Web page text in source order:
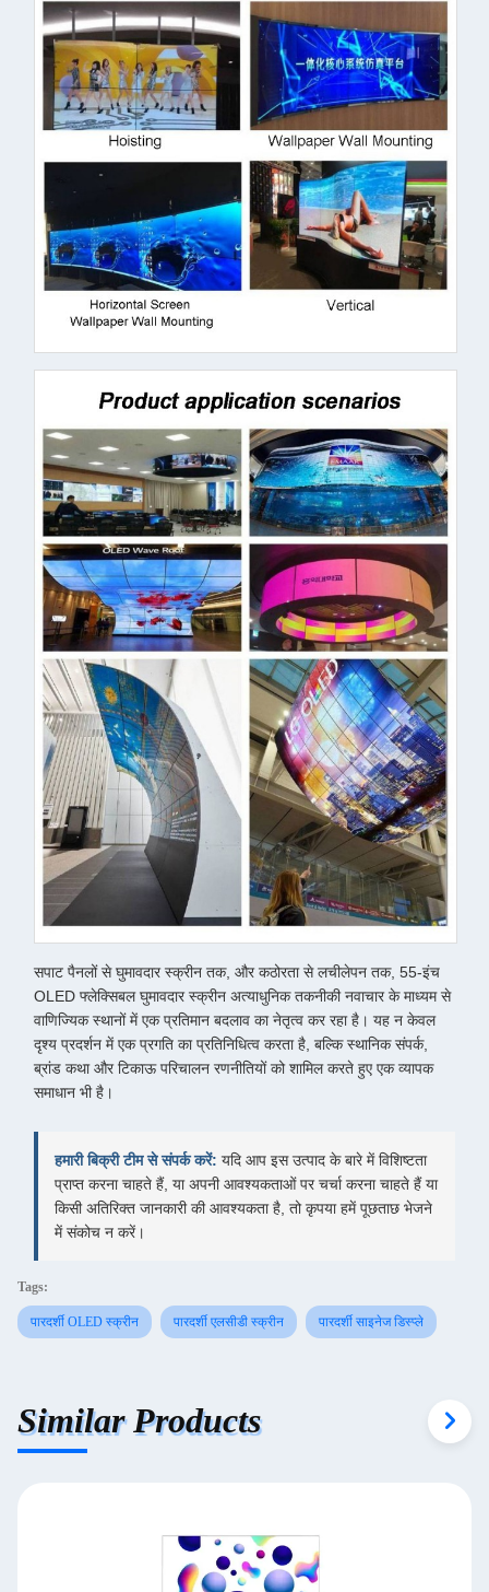
सपाट पैनलों से घुमावदार स्क्रीन तक, और कठोरता से लचीलेपन तक, 55-इंच
OLED फ्लेक्सिबल घुमावदार स्क्रीन अत्याधुनिक तकनीकी नवाचार के माध्यम से
वाणिज्यिक स्थानों में एक प्रतिमान बदलाव का नेतृत्व कर रहा है। यह न केवल
दृश्य प्रदर्शन में एक प्रगति का प्रतिनिधित्व करता है, बल्कि स्थानिक संपर्क,
ब्रांड कथा और टिकाऊ परिचालन रणनीतियों को शामिल करते हुए एक व्यापक
समाधान भी है।
हमारी बिक्री टीम से संपर्क करें: यदि आप इस उत्पाद के बारे में विशिष्टता
प्राप्त करना चाहते हैं, या अपनी आवश्यकताओं पर चर्चा करना चाहते हैं या
किसी अतिरिक्त जानकारी की आवश्यकता है, तो कृपया हमें पूछताछ भेजने
में संकोच न करें।
Tags:
पारदर्शी OLED स्क्रीन पारदर्शी एलसीडी स्क्रीन पारदर्शी साइनेज डिस्प्ले
Similar Products